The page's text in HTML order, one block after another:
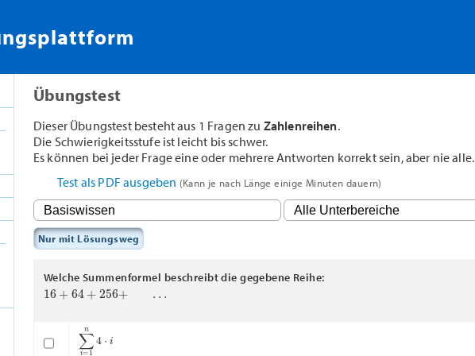
Übungstest
Dieser Übungstest besteht aus 1 Fragen zu Zahlenreihen.
Die Schwierigkeitsstufe ist leicht bis schwer.
Es können bei jeder Frage eine oder mehrere Antworten korrekt sein, aber nie alle.
Test als PDF ausgeben (Kann je nach Länge einige Minuten dauern)
Nur mit Lösungsweg
Welche Summenformel beschreibt die gegebene Reihe:
16+64+256+...
∑i= 1 4